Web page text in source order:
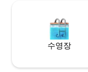
수영장